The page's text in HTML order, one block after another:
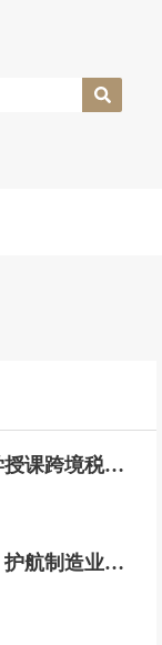
税务服务专题研修班
汇率风险管理